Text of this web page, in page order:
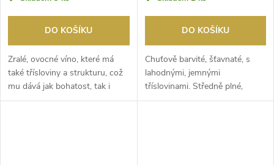
DO KOŠÍKU
Zralé, ovocné víno, které má
také třísloviny a strukturu, což
mu dává jak bohatost, tak i
pevný, hut...
DO KOŠÍKU
Chuťově barvité, šťavnaté, s
lahodnými, jemnými
tříslovinami. Středně plné,
jemné víno, které je již...